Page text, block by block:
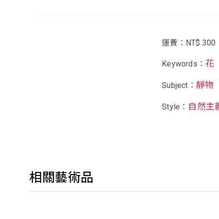
運費：NT$ 300
Keywords：花
Subject： 靜物
Style： 自然主
相關藝術品